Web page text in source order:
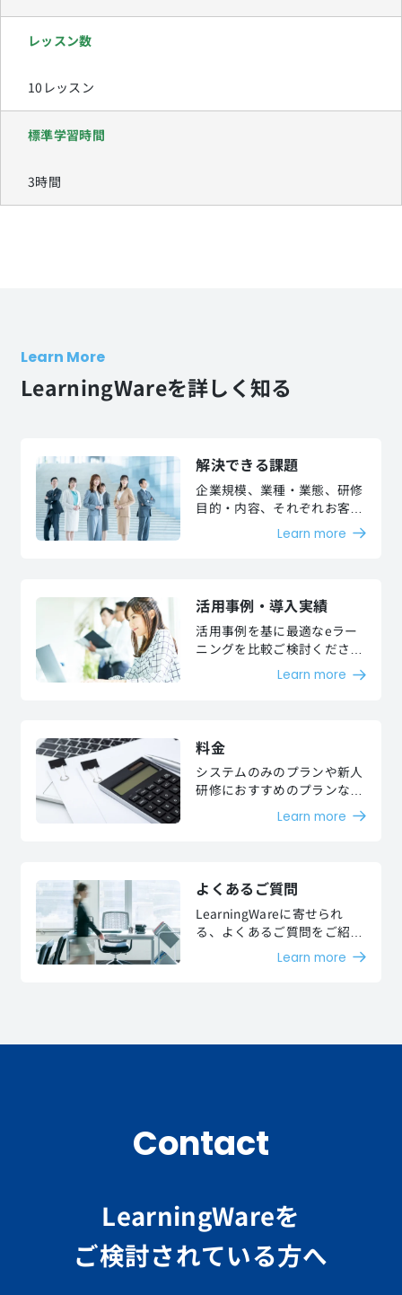
レッスン数
10レッスン
標準学習時間
3時間
Learn More
LearningWareを詳しく知る
解決できる課題
企業規模、業種・業態、研修
目的・内容、それぞれお客様
が抱える課題を解決いたしま
Learn more
活用事例・導入実績
活用事例を基に最適なeラー
ニングを比較ご検討くださ
Learn more
料金
システムのみのプランや新人
研修におすすめのプランなど
お客様のご要望に沿った様々
な料金プランをご用意してお
Learn more
よくあるご質問
LearningWareに寄せられ
る、よくあるご質問をご紹介
Learn more
Contact
LearningWareを
ご検討されている方へ